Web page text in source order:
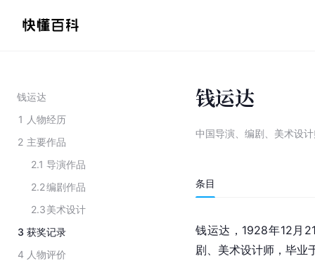
钱运达
1 人物经历
2 主要作品
2.1 导演作品
2.2编剧作品
2.3美术设计
3 获奖记录
4 人物评价
钱运达
中国导演、编剧、美术设
条目
钱运达，1928年12月
剧、美术设计师，毕业